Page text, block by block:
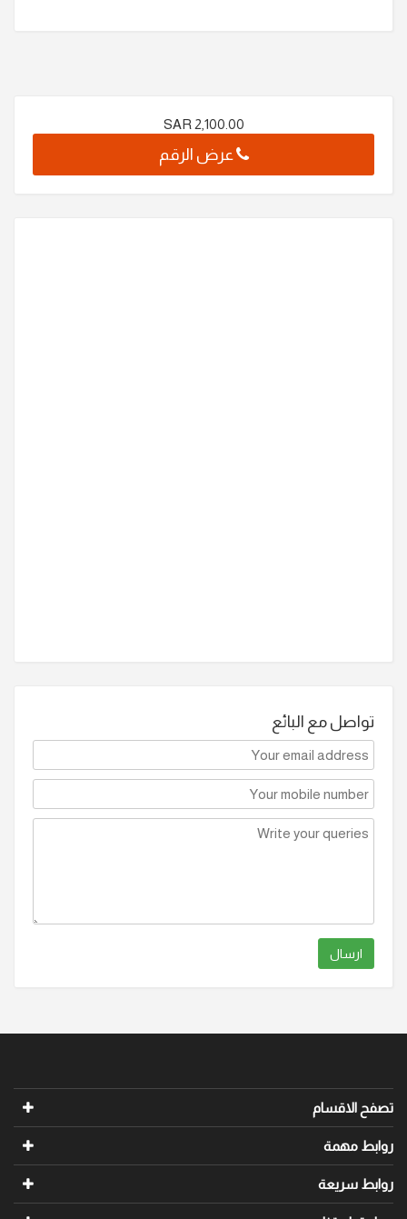
SAR 2,100.00
عرض الرقم
تواصل مع البائع
ارسال
تصفح الاقسام
روابط مهمة
روابط سريعة